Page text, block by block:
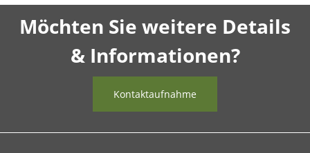
Möchten Sie weitere Details
& Informationen?
Kontaktaufnahme